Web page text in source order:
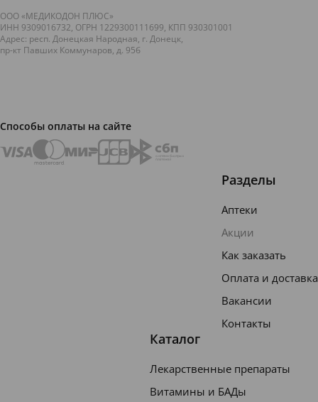
ООО «МЕДИКОДОН ПЛЮС»
ИНН 9309016732, ОГРН 1229300111699, КПП 930301001
Адрес: респ. Донецкая Народная, г. Донецк,
пр-кт Павших Коммунаров, д. 95б
Способы оплаты на сайте
Разделы
Аптеки
Акции
Как заказать
Оплата и доставка
Вакансии
Контакты
Каталог
Лекарственные препараты
Витамины и БАДы